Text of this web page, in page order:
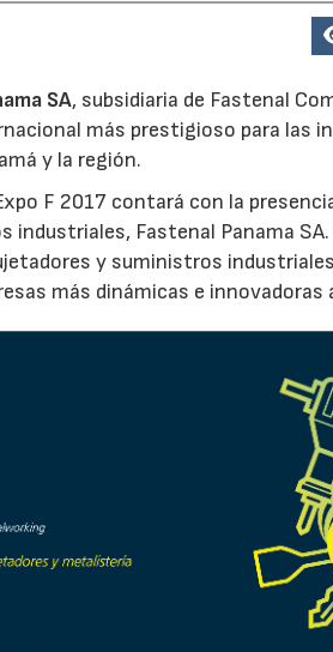
SA, subsidiaria de Fastenal
más prestigioso para las
y la región.
F 2017 contará con la
Fastenal Panama
y suministros
más dinámicas e innovadoras